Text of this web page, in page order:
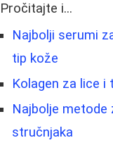
Pročitajte i...
Najbolji serumi
tip kože
Kolagen za lice i
Najbolje
stručnjaka